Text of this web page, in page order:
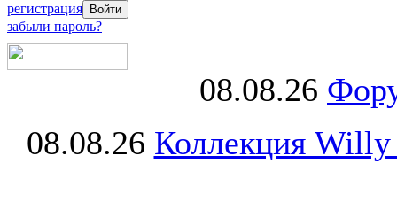
регистрация
забыли пароль?
08.08.26
08.08.26 Коллекция Willy